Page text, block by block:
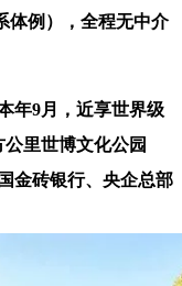
体例），全程无中介
9月，近享世界级
里世博文化公园
金砖银行、央企总部